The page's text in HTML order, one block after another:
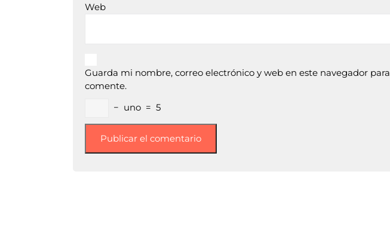
Web
Guarda mi nombre, correo electrónico y web en este navegador
comente.
− uno = 5